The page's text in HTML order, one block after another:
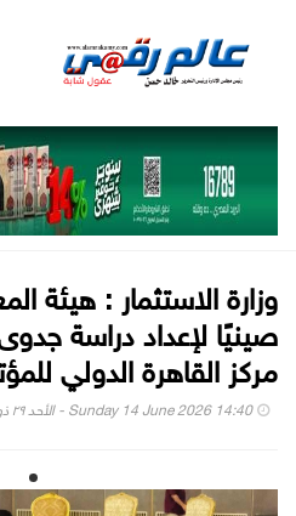
وزارة الاستثمار : هيئة
صينيًا لإعداد دراسة
مركز القاهرة الدولي
Sunday 14 June 2026 14:40 - الأحد ٢٩ ذو الحجة ١٤٤٧